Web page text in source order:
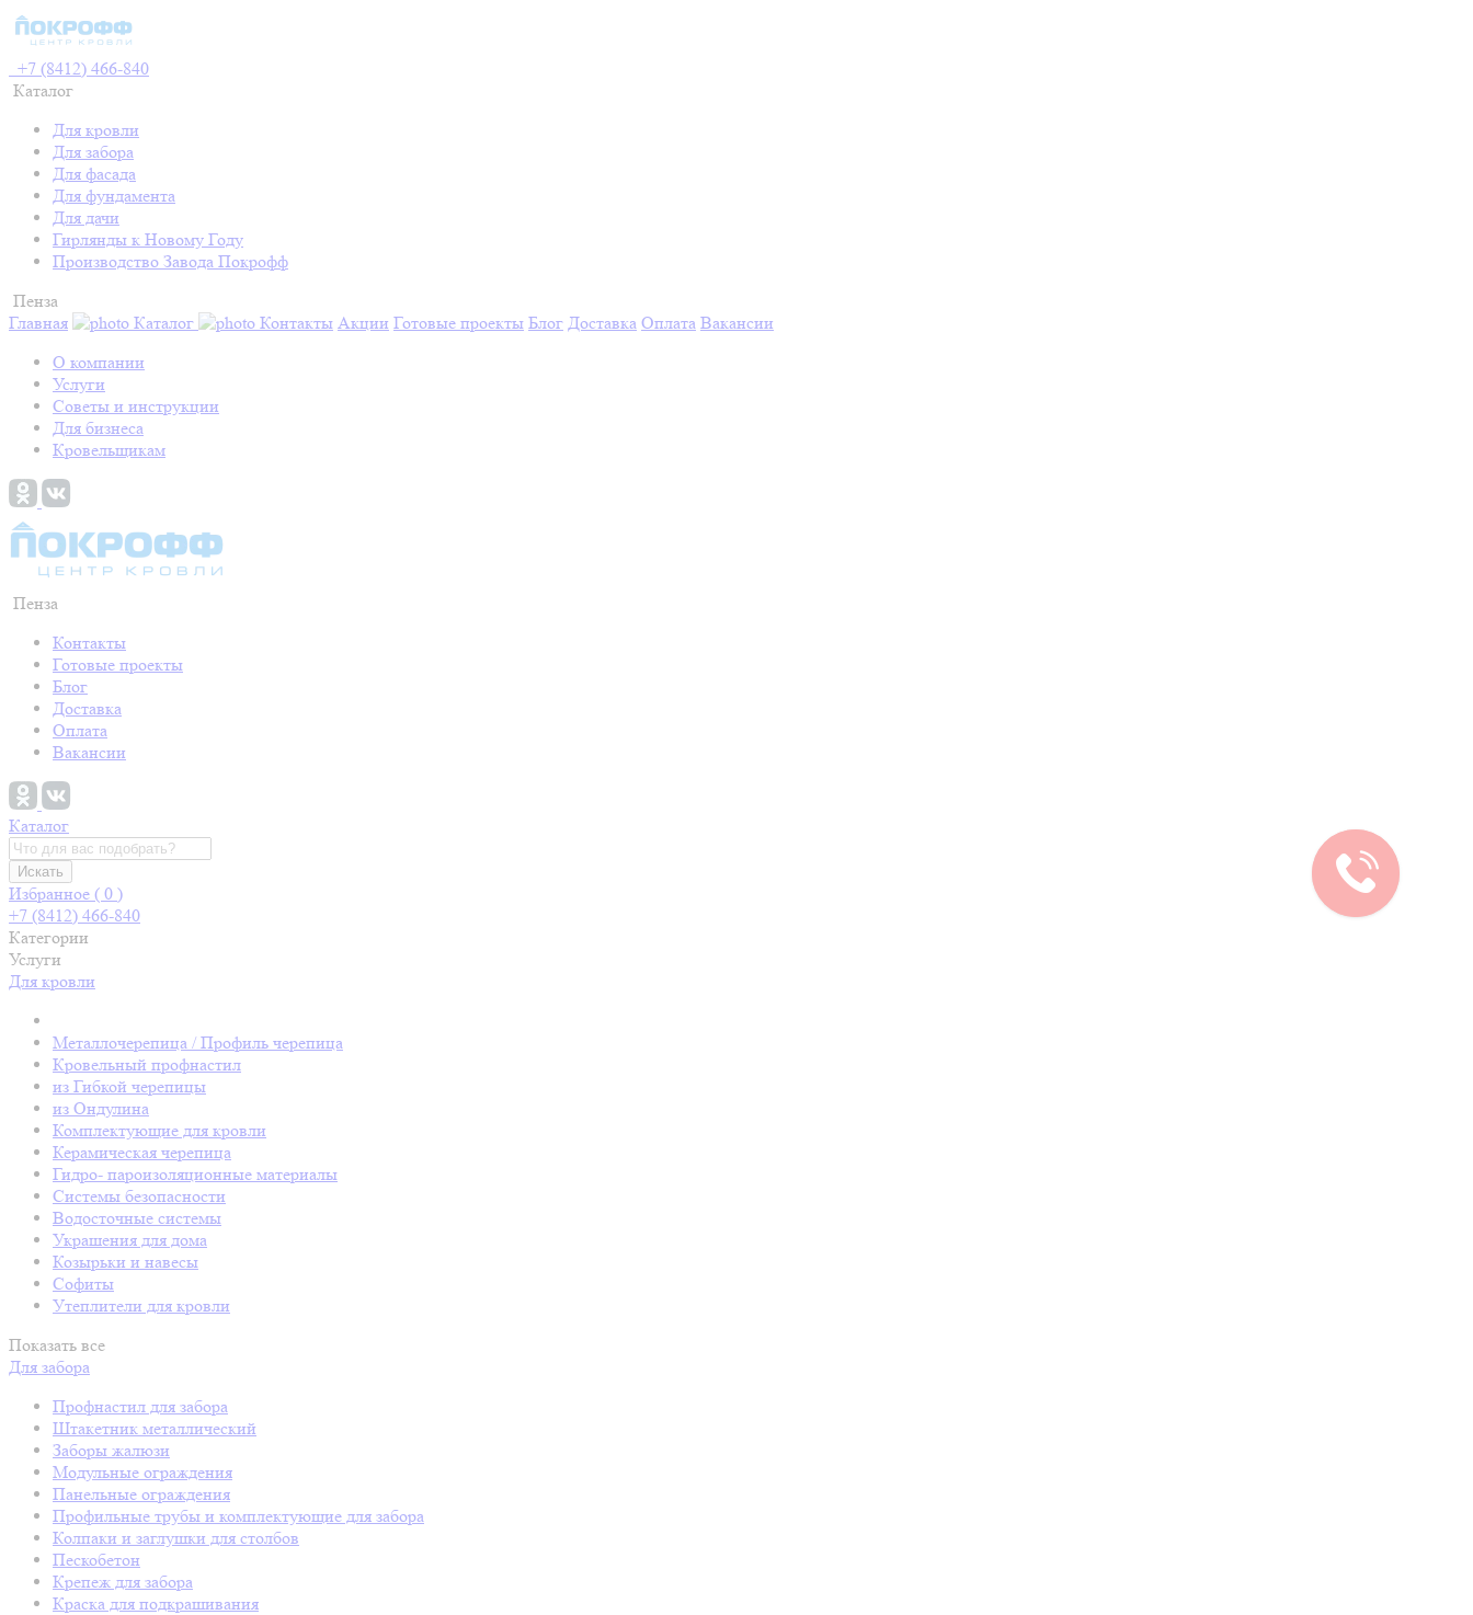
+7 (8412) 466-840
Каталог
Для кровли
Для забора
Для фасада
Для фундамента
Для дачи
Гирлянды к Новому Году
Производство Завода Покрофф
Пенза
Главная
Каталог Контакты Акции Готовые проекты Блог Доставка Оплата Вакансии
О компании
Услуги
Советы и инструкции
Для бизнеса
Кровельщикам
Пенза
Контакты
Готовые проекты
Блог
Доставка
Оплата
Вакансии
Каталог
Искать
Избранное ( 0 )
+7 (8412) 466-840
Категории
Услуги
Для кровли
Металлочерепица / Профиль черепица
Кровельный профнастил
из Гибкой черепицы
из Ондулина
Комплектующие для кровли
Керамическая черепица
Гидро- пароизоляционные материалы
Системы безопасности
Водосточные системы
Украшения для дома
Козырьки и навесы
Софиты
Утеплители для кровли
Показать все
Для забора
Профнастил для забора
Штакетник металлический
Заборы жалюзи
Модульные ограждения
Панельные ограждения
Профильные трубы и комплектующие для забора
Колпаки и заглушки для столбов
Пескобетон
Крепеж для забора
Краска для подкрашивания